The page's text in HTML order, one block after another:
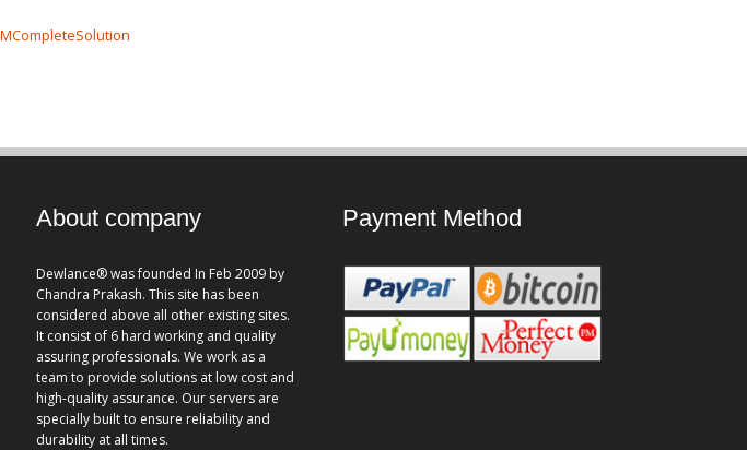
About company
Dewlance® was founded In Feb 2009 by
Chandra Prakash. This site has been
considered above all other existing sites.
It consist of 6 hard working and quality
assuring professionals. We work as a
team to provide solutions at low cost and
high-quality assurance. Our servers are
specially built to ensure reliability and
durability at all times.
Payment Method